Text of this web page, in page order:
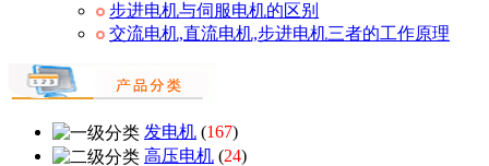
步进电机与伺服电机的区别
交流电机,直流电机,步进电机三者的工作原理
发电机 (167)
高压电机 (24)